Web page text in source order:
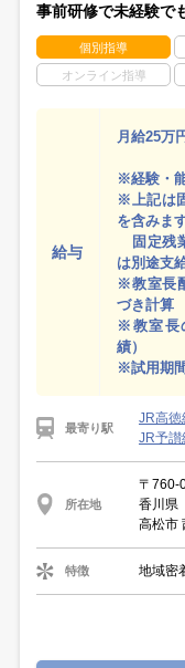
事前研修で未経験で
個別指導
オンライン指導
給与
月給25万
※経験・
※上記は
を含みま
固定残
は別途支
※教室長
づき計算
※教室長
績）
※試用期
最寄り駅
JR高徳
JR予讃
所在地
〒760-
香川県
高松市
特徴 地域密